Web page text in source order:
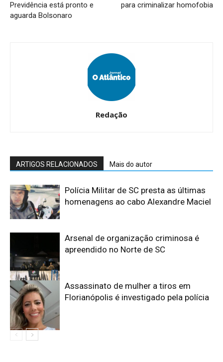
Previdência está pronto e
aguarda Bolsonaro
para criminalizar homofobia
Redação
ARTIGOS RELACIONADOS Mais do autor
Polícia Militar de SC presta as últimas
homenagens ao cabo Alexandre Maciel
Arsenal de organização criminosa é
apreendido no Norte de SC
Assassinato de mulher a tiros em
Florianópolis é investigado pela polícia